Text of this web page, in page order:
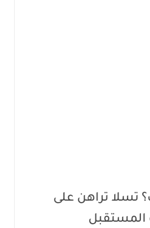
تسلا تراهن على